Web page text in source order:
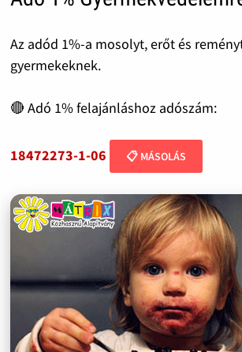
Az adód 1%-a mosolyt, erőt és
gyermekeknek.
🔴 Adó 1% felajánláshoz adószám:
18472273-1-06 📋 MÁSOLÁS